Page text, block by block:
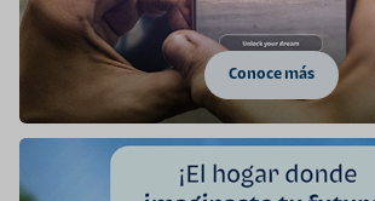
Conoce más